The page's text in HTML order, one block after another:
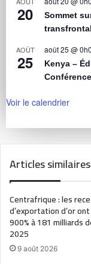
20
Sommet
AOÛT
25
août 25 @
Kenya –
Voir le calendrier
Articles similaires
Centrafrique : les
d’exportation d’or
900% à 181 milliards
2025
9 août 2026